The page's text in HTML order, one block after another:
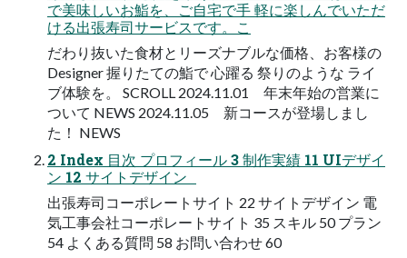
で美味しいお鮨を、ご自宅で手 軽に楽しんでいただ
ける出張寿司サービスです。こ
だわり抜いた食材とリーズナブルな価格、お客様の
Designer 握りたての鮨で 心躍る 祭りのような ライ
ブ体験を。 SCROLL 2024.11.01 年末年始の営業に
ついて NEWS 2024.11.05 新コースが登場しまし
た！ NEWS
2 Index 目次 プロフィール 3 制作実績 11 UIデザイ
ン 12 サイトデザイン
出張寿司コーポレートサイト 22 サイトデザイン 電
気工事会社コーポレートサイト 35 スキル 50 プラン
54 よくある質問 58 お問い合わせ 60